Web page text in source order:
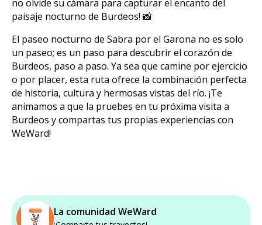
no olvide su cámara para capturar el encanto del
paisaje nocturno de Burdeos! 📸
El paseo nocturno de Sabra por el Garona no es solo
un paseo; es un paso para descubrir el corazón de
Burdeos, paso a paso. Ya sea que camine por ejercicio
o por placer, esta ruta ofrece la combinación perfecta
de historia, cultura y hermosas vistas del río. ¡Te
animamos a que la pruebes en tu próxima visita a
Burdeos y compartas tus propias experiencias con
WeWard!
La comunidad WeWard